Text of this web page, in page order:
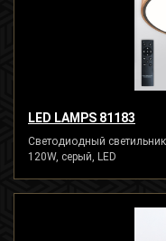
LED LAMPS 81183
Светодиодный
120W, серый, LED